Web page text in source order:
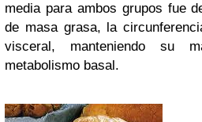
media para ambos grupos fue
de masa grasa, la
visceral, manteniendo su
metabolismo basal.